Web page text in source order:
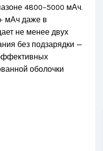
4800–5000 мАч.
мАч даже в
не менее двух
без подзарядки —
оболочки